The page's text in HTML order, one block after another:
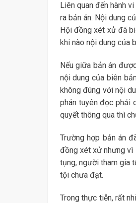
Liên quan đến hành
ra bản án. Nội dung
Hội đồng xét xử đã
khi nào nội dung của
Nếu giữa bản án
nội dung của biên
không đúng với nội
phán tuyên đọc phải
quyết thông qua thì
Trường hợp bản án
đồng xét xử nhưng vì
tụng, người tham gia
tội chưa đạt.
Trong thực tiễn, rất